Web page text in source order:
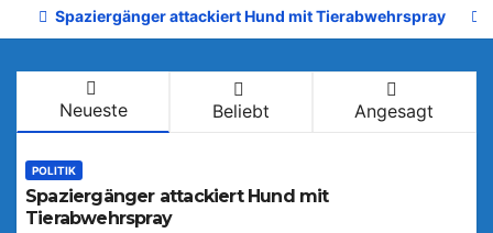
Spaziergänger attackiert Hund mit Tierabwehrspray
Neueste Beliebt Angesagt
POLITIK
Spaziergänger attackiert Hund mit
Tierabwehrspray